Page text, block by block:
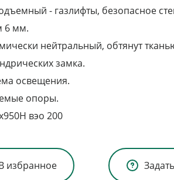
- газлифты, безопасное
6 мм.
нейтральный, обтянут
замка.
освещения.
опоры.
вэо 200
избранное